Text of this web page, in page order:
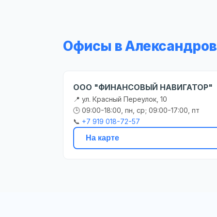
Офисы в
ООО "ФИНАНСОВЫЙ НАВИГАТОР"
📍 ул. Красный Переулок, 10
🕒 09:00-18:00, пн, ср; 09:00-17:00, пт
📞 +7 919 018-72-57
На карте